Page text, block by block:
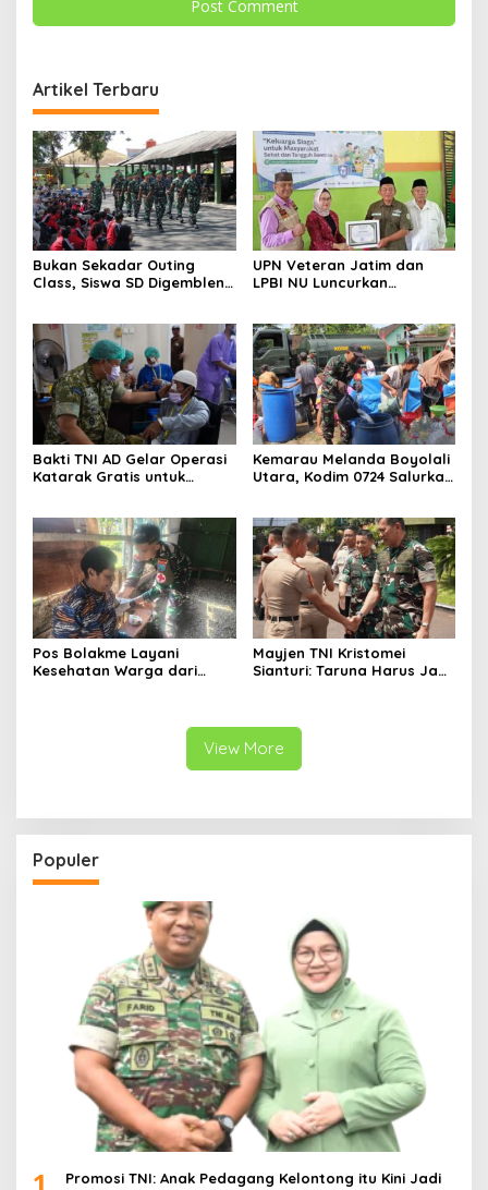
Artikel Terbaru
Bukan Sekadar Outing
Class, Siswa SD Digembleng
UPN Veteran Jatim dan
LPBI NU Luncurkan
Bakti TNI AD Gelar Operasi
Katarak Gratis untuk
Kemarau Melanda Boyolali
Utara, Kodim 0724 Salurkan
Pos Bolakme Layani
Kesehatan Warga dari
Mayjen TNI Kristomei
Sianturi: Taruna Harus Jadi
View More
Populer
1
Promosi TNI: Anak Pedagang Kelontong itu Kini Jadi